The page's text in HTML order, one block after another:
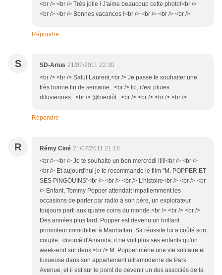
<br /> <br /> Très jolie ! J'aime beaucoup cette photo!<br />
<br /> <br /> Bonnes vacances !<br /> <br /> <br /> <br />
Répondre
S SD-Arius 21/07/2011 22:30
<br /> <br /> Salut Laurent,<br /> Je passe te souhaiter une
très bonne fin de semaine...<br /> Ici, c'est pluies
diluviennes...<br /> @bientôt...<br /> <br /> <br /> <br />
Répondre
R Rémy Ciné 21/07/2011 21:16
<br /> <br /> Je te souhaite un bon mercredi !!!!!<br /> <br />
<br /> Et aujourd'hui je te recommande le film "M. POPPER ET
SES PINGOUINS"<br /> <br /> <br /> L'histoire<br /> <br /> <br
/> Enfant, Tommy Popper attendait impatiemment les
occasions de parler par radio à son père, un explorateur
toujours parti aux quatre coins du monde.<br /> <br /> <br />
Des années plus tard, Popper est devenu un brillant
promoteur immobilier à Manhattan. Sa réussite lui a coûté son
couple : divorcé d'Amanda, il ne voit plus ses enfants qu'un
week-end sur deux.<br /> M. Popper mène une vie solitaire et
luxueuse dans son appartement ultramoderne de Park
Avenue, et il est sur le point de devenir un des associés de la